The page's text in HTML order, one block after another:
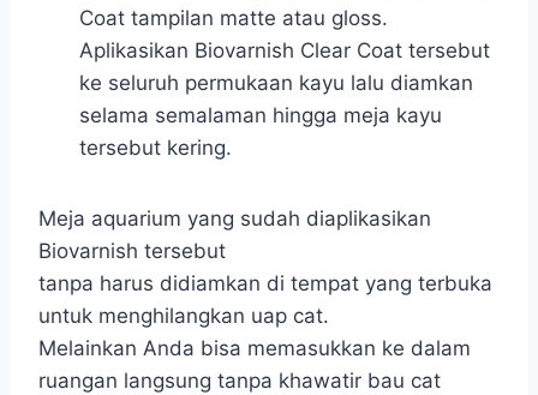
Coat tampilan matte atau gloss.
Aplikasikan Biovarnish Clear Coat tersebut
ke seluruh permukaan kayu lalu diamkan
selama semalaman hingga meja kayu
tersebut kering.
Meja aquarium yang sudah diaplikasikan
Biovarnish tersebut
tanpa harus didiamkan di tempat yang terbuka
untuk menghilangkan uap cat.
Melainkan Anda bisa memasukkan ke dalam
ruangan langsung tanpa khawatir bau cat